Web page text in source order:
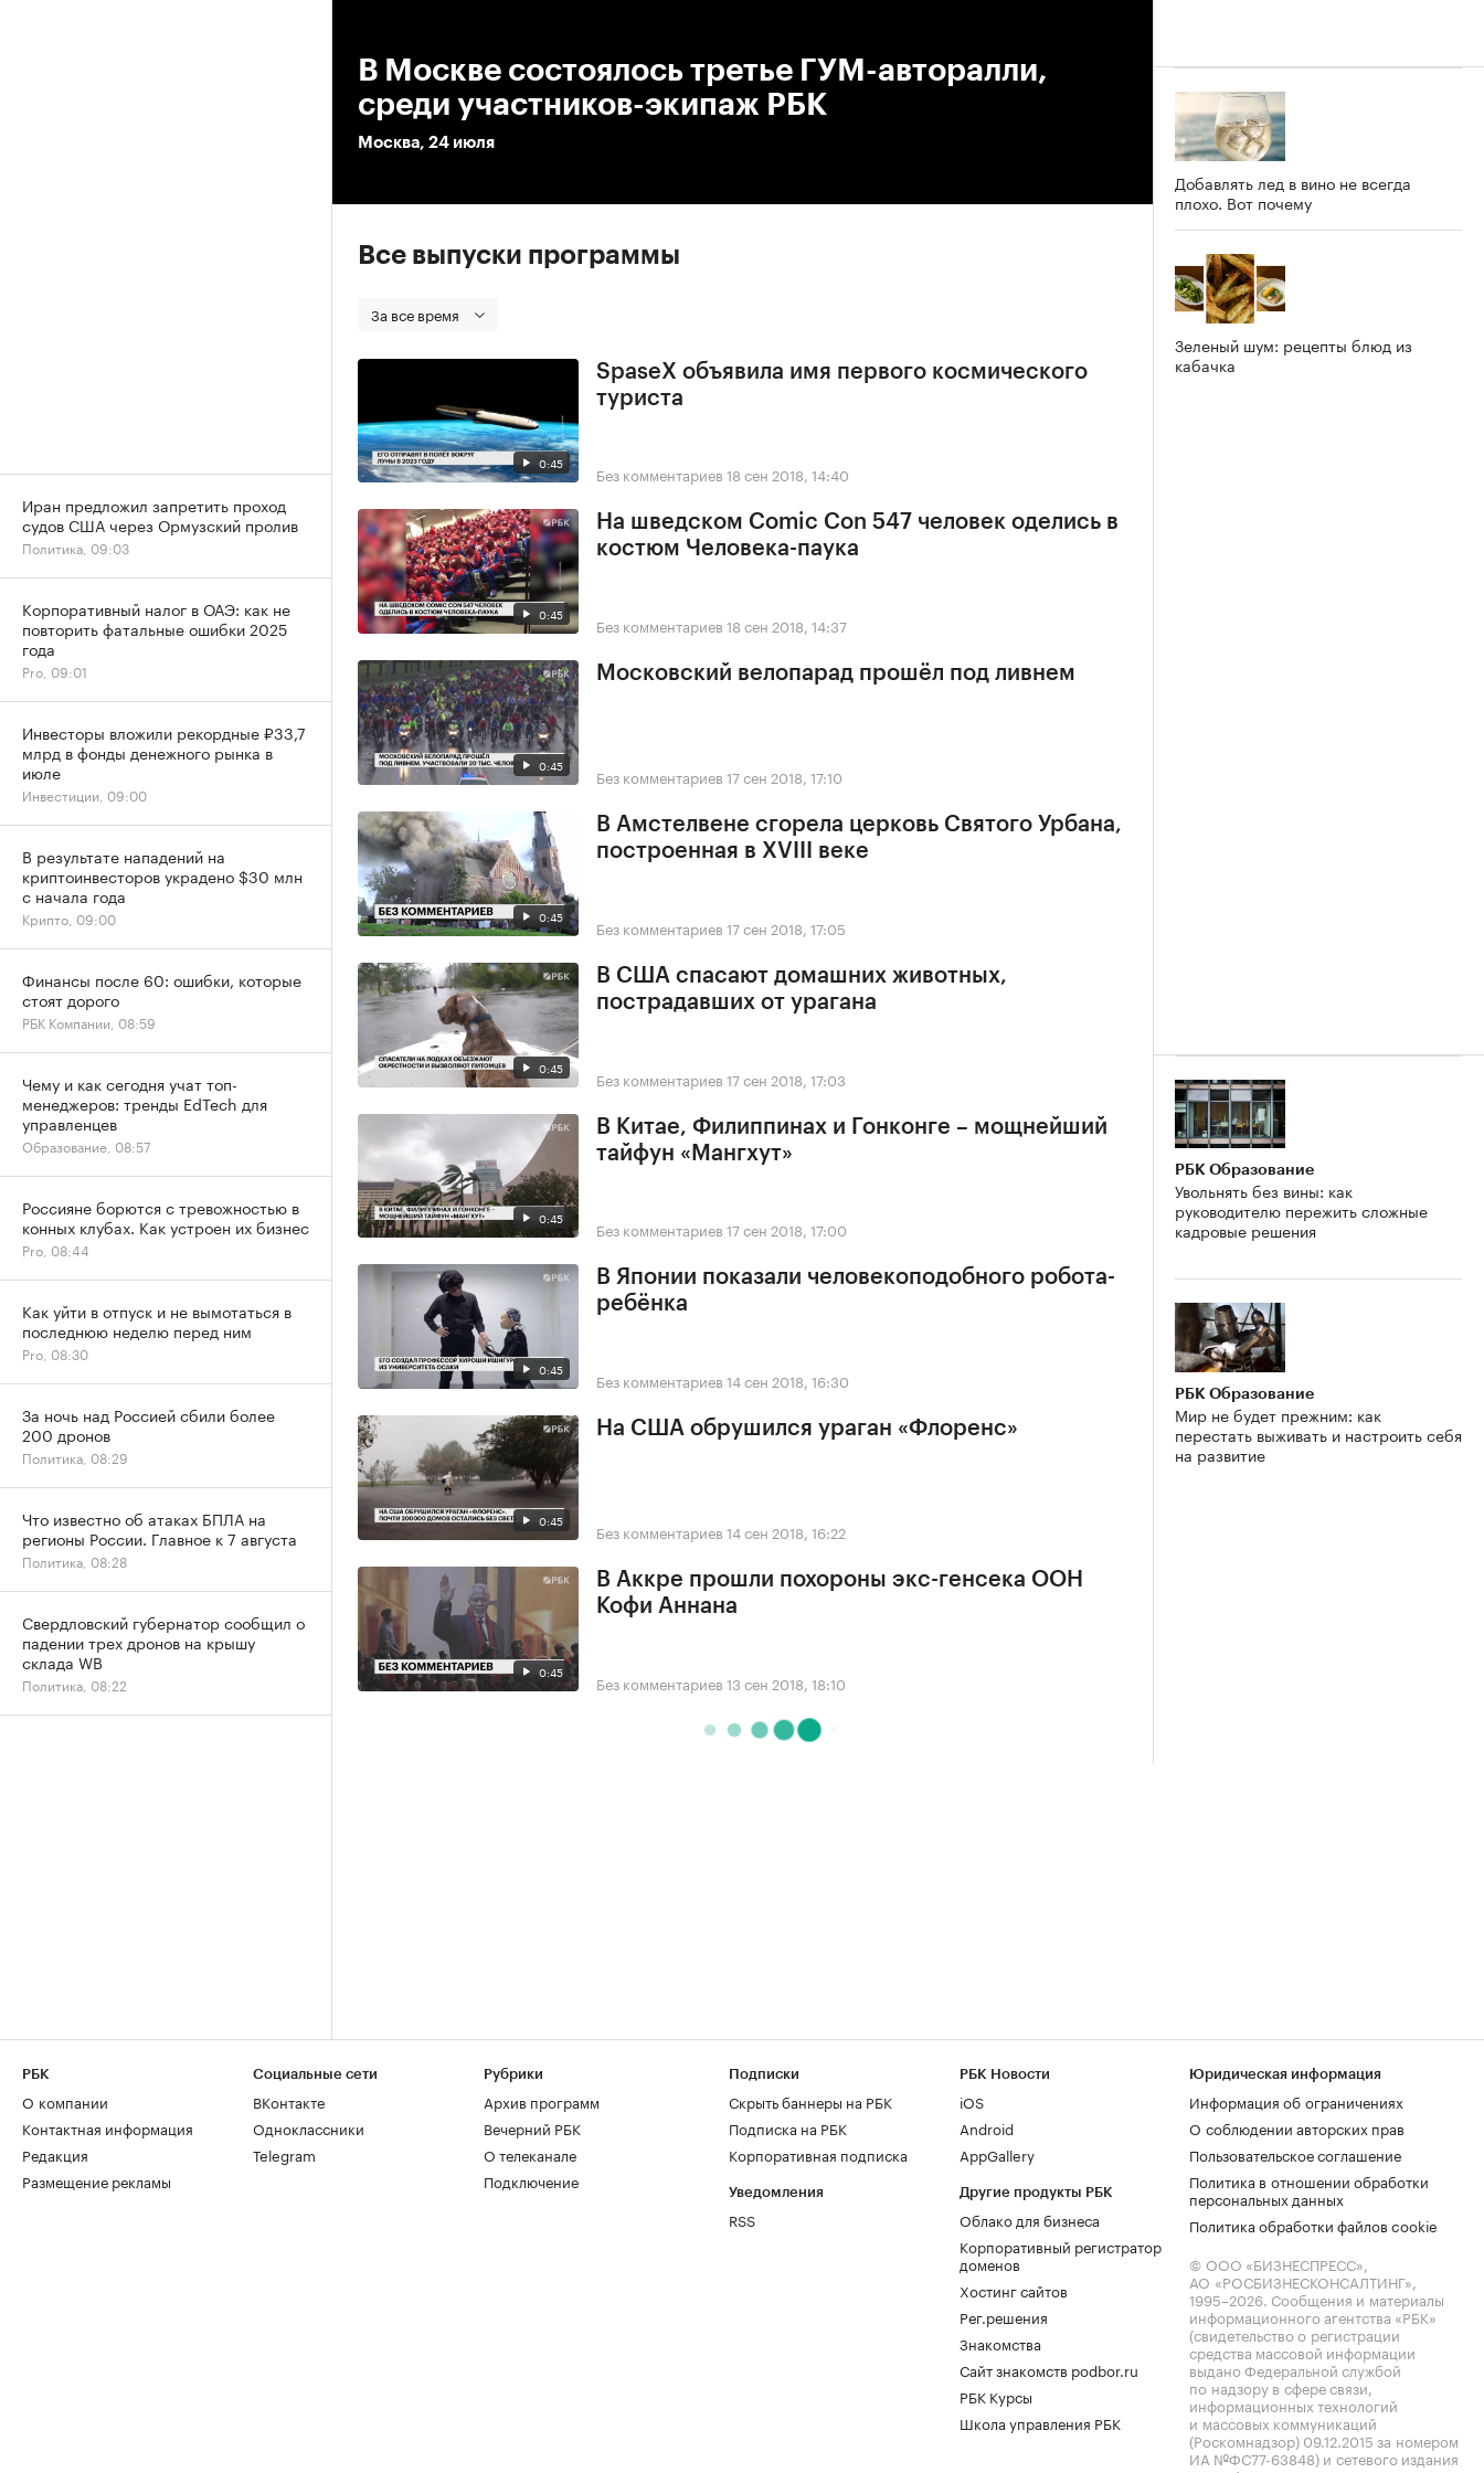
В Москве состоялось третье ГУМ-авторалли,
среди участников-экипаж РБК
Москва, 24 июля
Все выпуски программы
За все время
0:45
SpaseX объявила имя первого космического
туриста
Без комментариев 18 сен 2018, 14:40
0:45
На шведском Comic Con 547 человек оделись в
костюм Человека-паука
Без комментариев 18 сен 2018, 14:37
0:45
Московский велопарад прошёл под ливнем
Без комментариев 17 сен 2018, 17:10
0:45
В Амстелвене сгорела церковь Святого Урбана,
построенная в XVIII веке
Без комментариев 17 сен 2018, 17:05
0:45
В США спасают домашних животных,
пострадавших от урагана
Без комментариев 17 сен 2018, 17:03
0:45
В Китае, Филиппинах и Гонконге – мощнейший
тайфун «Мангхут»
Без комментариев 17 сен 2018, 17:00
0:45
В Японии показали человекоподобного робота-
ребёнка
Без комментариев 14 сен 2018, 16:30
0:45
На США обрушился ураган «Флоренс»
Без комментариев 14 сен 2018, 16:22
0:45
В Аккре прошли похороны экс-генсека ООН
Кофи Аннана
Без комментариев 13 сен 2018, 18:10
Добавлять лед в вино не всегда
плохо. Вот почему
Зеленый шум: рецепты блюд из
кабачка
РБК Образование
Увольнять без вины: как
руководителю пережить сложные
кадровые решения
РБК Образование
Мир не будет прежним: как
перестать выживать и настроить себя
на развитие
Иран предложил запретить проход
судов США через Ормузский пролив
Политика, 09:03
Корпоративный налог в ОАЭ: как не
повторить фатальные ошибки 2025
года
Pro, 09:01
Инвесторы вложили рекордные ₽33,7
млрд в фонды денежного рынка в
июле
Инвестиции, 09:00
В результате нападений на
криптоинвесторов украдено $30 млн
с начала года
Крипто, 09:00
Финансы после 60: ошибки, которые
стоят дорого
РБК Компании, 08:59
Чему и как сегодня учат топ-
менеджеров: тренды EdTech для
управленцев
Образование, 08:57
Россияне борются с тревожностью в
конных клубах. Как устроен их бизнес
Pro, 08:44
Как уйти в отпуск и не вымотаться в
последнюю неделю перед ним
Pro, 08:30
За ночь над Россией сбили более
200 дронов
Политика, 08:29
Что известно об атаках БПЛА на
регионы России. Главное к 7 августа
Политика, 08:28
Свердловский губернатор сообщил о
падении трех дронов на крышу
склада WB
Политика, 08:22
РБК
О компании
Контактная информация
Редакция
Размещение рекламы
Социальные сети
ВКонтакте
Одноклассники
Telegram
Рубрики
Архив программ
Вечерний РБК
О телеканале
Подключение
Подписки
Скрыть баннеры на РБК
Подписка на РБК
Корпоративная подписка
Уведомления
RSS
РБК Новости
iOS
Android
AppGallery
Другие продукты РБК
Облако для бизнеса
Корпоративный регистратор
доменов
Хостинг сайтов
Рег.решения
Знакомства
Сайт знакомств podbor.ru
РБК Курсы
Школа управления РБК
Юридическая информация
Информация об ограничениях
О соблюдении авторских прав
Пользовательское соглашение
Политика в отношении обработки
персональных данных
Политика обработки файлов cookie
© ООО «БИЗНЕСПРЕСС»,
АО «РОСБИЗНЕСКОНСАЛТИНГ»,
1995–2026. Сообщения и материалы
информационного агентства «РБК»
(свидетельство о регистрации
средства массовой информации
выдано Федеральной службой
по надзору в сфере связи,
информационных технологий
и массовых коммуникаций
(Роскомнадзор) 09.12.2015 за номером
ИА №ФС77-63848) и сетевого издания